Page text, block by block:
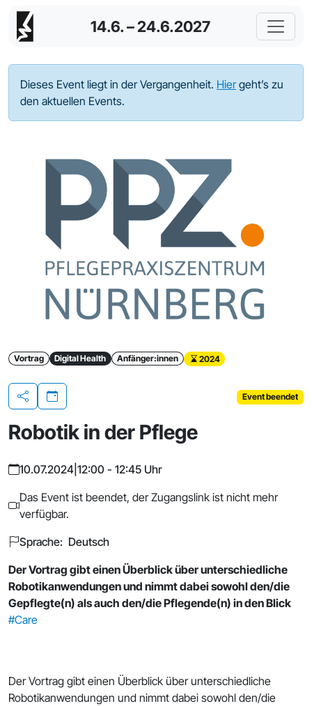
14.6. – 24.6.2027
Dieses Event liegt in der Vergangenheit. Hiergeht’s zu
den aktuellen Events.
Vortrag Digital Health Anfänger:innen 2024
Teilen
Event beendet
Robotik in der Pflege
10.07.2024 12:00 - 12:45 Uhr
Das Event ist beendet, der Zugangslink ist nicht mehr
verfügbar.
Sprache: Deutsch
Der Vortrag gibt einen Überblick über unterschiedliche
Robotikanwendungen und nimmt dabei sowohl den/die
Gepflegte(n) als auch den/die Pflegende(n) in den Blick
#Care
Der Vortrag gibt einen Überblick über unterschiedliche
Robotikanwendungen und nimmt dabei sowohl den/die